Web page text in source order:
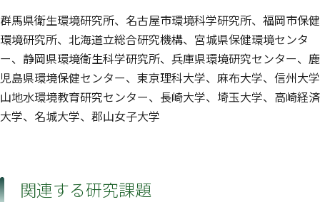
群馬県衛生環境研究所、名古屋市環境科学研究所、福岡市保健
環境研究所、北海道立総合研究機構、宮城県保健環境センタ
ー、静岡県環境衛生科学研究所、兵庫県環境研究センター、鹿
児島県環境保健センター、東京理科大学、麻布大学、信州大学
山地水環境教育研究センター、長崎大学、埼玉大学、高崎経済
大学、名城大学、郡山女子大学
関連する研究課題